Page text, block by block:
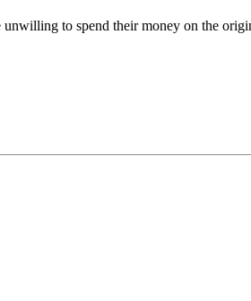
to spend their money on the